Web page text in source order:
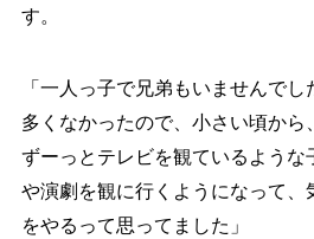
す。
「一人っ子で兄弟もいませんで
多くなかったので、小さい頃から
ずーっとテレビを観ているような
や演劇を観に行くようになって、
をやるって思ってました」